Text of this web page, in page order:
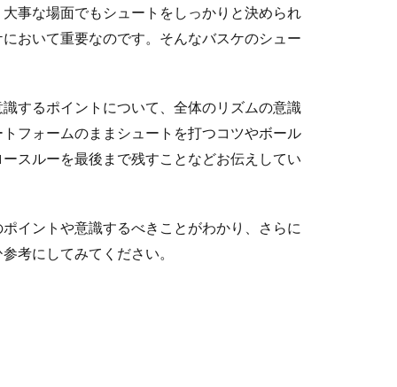
事な場面でもシュートをしっかりと決められ
おいて重要なのです。そんなバスケのシュー
するポイントについて、全体のリズムの意識
フォームのままシュートを打つコツやボール
スルーを最後まで残すことなどお伝えしてい
イントや意識するべきことがわかり、さらに
考にしてみてください。